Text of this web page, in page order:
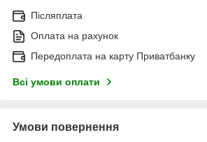
Післяплата
Оплата на рахунок
Передоплата на карту Приватбанку
Всі умови оплати
Умови повернення